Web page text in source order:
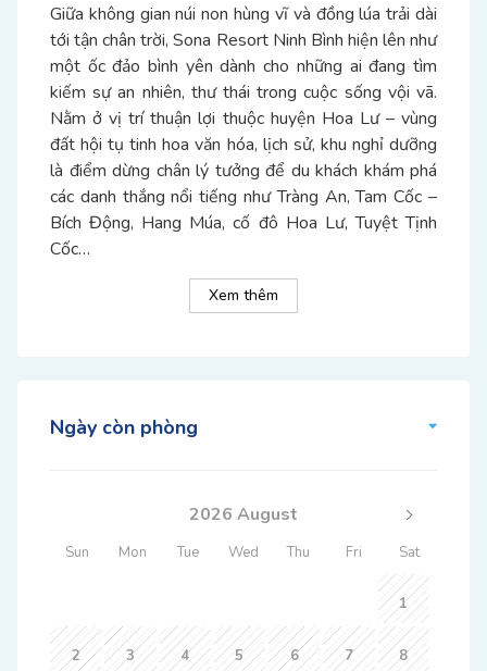
Giữa không gian núi non hùng vĩ và đồng lúa trải dài
tới tận chân trời, Sona Resort Ninh Bình hiện lên như
một ốc đảo bình yên dành cho những ai đang tìm
kiếm sự an nhiên, thư thái trong cuộc sống vội vã.
Nằm ở vị trí thuận lợi thuộc huyện Hoa Lư – vùng
đất hội tụ tinh hoa văn hóa, lịch sử, khu nghỉ dưỡng
là điểm dừng chân lý tưởng để du khách khám phá
các danh thắng nổi tiếng như Tràng An, Tam Cốc –
Bích Động, Hang Múa, cố đô Hoa Lư, Tuyệt Tịnh
Cốc…
Xem thêm
Ngày còn phòng
2026 August
Sun Mon Tue Wed Thu Fri Sat
1
2 3 4 5 6 7 8